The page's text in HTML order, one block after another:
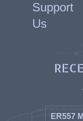
Support
Us
ER557